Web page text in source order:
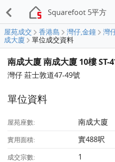
Squarefoot 5平方
屋苑成交 香港島 灣仔,金鐘 灣
成大廈
單位成交資料
南成大廈 南成大廈 10樓 ST-
灣仔 莊士敦道47-49號
單位資料
屋苑座數: 南成大廈
實用面積: 實488呎
成交宗數: 1